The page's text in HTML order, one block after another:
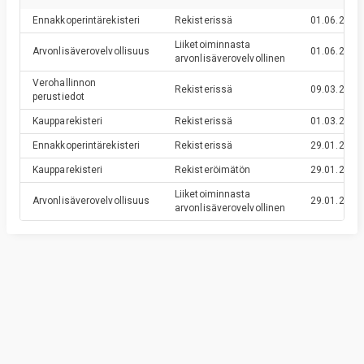
Ennakkoperintärekisteri Rekisterissä 01.06.2020
Arvonlisäverovelvollisuus
Liiketoiminnasta
arvonlisäverovelvollinen
01.06.2020
Verohallinnon
perustiedot
Rekisterissä 09.03.2016
Kaupparekisteri Rekisterissä 01.03.2016
Ennakkoperintärekisteri Rekisterissä 29.01.2016
Kaupparekisteri Rekisteröimätön 29.01.2016
Arvonlisäverovelvollisuus
Liiketoiminnasta
arvonlisäverovelvollinen
29.01.2016